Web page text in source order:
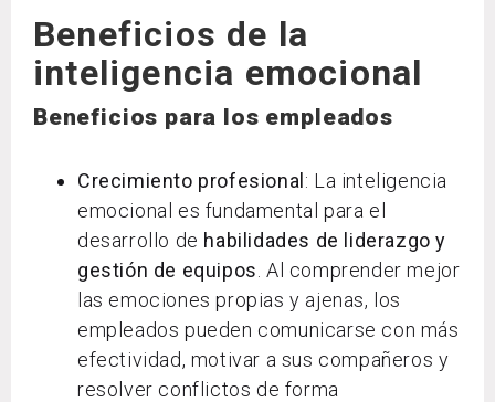
Beneficios de la
inteligencia emocional
Beneficios para los empleados
Crecimiento profesional: La inteligencia
emocional es fundamental para el
desarrollo de habilidades de liderazgo y
gestión de equipos . Al comprender mejor
las emociones propias y ajenas, los
empleados pueden comunicarse con más
efectividad, motivar a sus compañeros y
resolver conflictos de forma